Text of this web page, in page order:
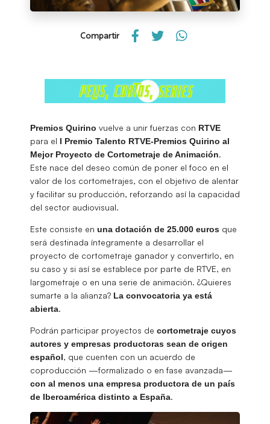
Compartir
Premios Quirino vuelve a unir fuerzas con RTVE
para el I Premio Talento RTVE-Premios Quirino al
Mejor Proyecto de Cortometraje de Animación.
Este nace del deseo común de poner el foco en el
valor de los cortometrajes, con el objetivo de alentar
y facilitar su producción, reforzando así la capacidad
del sector audiovisual.
Este consiste en una dotación de 25.000 euros que
será destinada íntegramente a desarrollar el
proyecto de cortometraje ganador y convertirlo, en
su caso y si así se establece por parte de RTVE, en
largometraje o en una serie de animación. ¿Quieres
sumarte a la alianza? La convocatoria ya está
abierta.
Podrán participar proyectos de cortometraje cuyos
autores y empresas productoras sean de origen
español, que cuenten con un acuerdo de
coproducción —formalizado o en fase avanzada—
con al menos una empresa productora de un país
de Iberoamérica distinto a España.